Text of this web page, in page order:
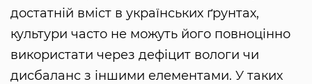
достатній вміст в українських ґрунтах,
культури часто не можуть його повноцінно
використати через дефіцит вологи чи
дисбаланс з іншими елементами. У таких